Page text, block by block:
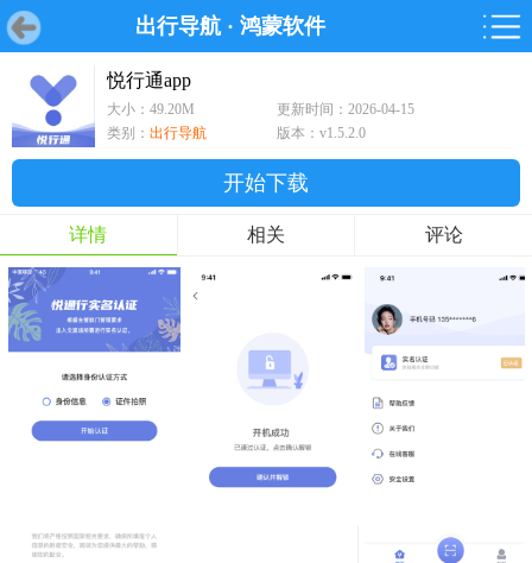
出行导航 · 鸿蒙软件
首页 游戏
首页 游戏 软件 鸿蒙
游戏
鸿蒙
软件
悦行通app
大小：49.20M
更新时间：2026-04-15
类别： 出行导航 版本：v1.5.2.0
开始下载
详情 相关 评论